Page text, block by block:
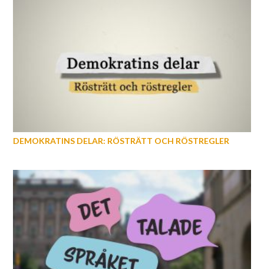
DEMOKRATINS DELAR: RÖSTRÄTT OCH RÖSTREGLER